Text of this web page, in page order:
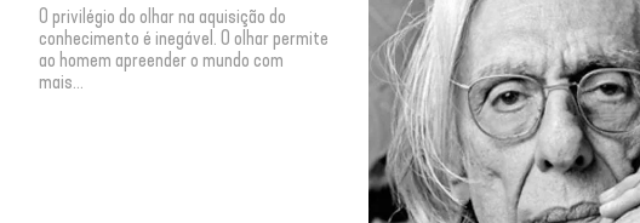
O privilégio do olhar na aquisição do
conhecimento é inegável. O olhar permite
ao homem apreender o mundo com
mais...